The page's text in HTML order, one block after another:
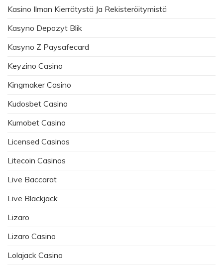
Kasino Ilman Kierrätystä Ja Rekisteröitymistä
Kasyno Depozyt Blik
Kasyno Z Paysafecard
Keyzino Casino
Kingmaker Casino
Kudosbet Casino
Kumobet Casino
Licensed Casinos
Litecoin Casinos
Live Baccarat
Live Blackjack
Lizaro
Lizaro Casino
Lolajack Casino